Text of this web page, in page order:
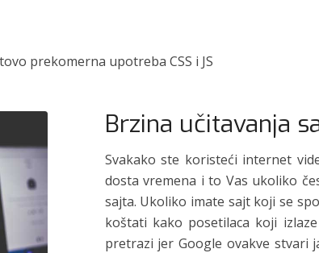
prekomerna upotreba CSS i JS
Brzina učitavanja
Svakako ste koristeći internet
dosta vremena i to Vas ukoliko
sajta. Ukoliko imate sajt koji se
koštati kako posetilaca koji
pretrazi jer Google ovakve stvari